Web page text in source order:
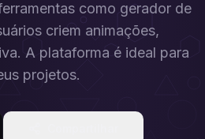
como gerador de
criem animações,
A plataforma é ideal para
projetos.